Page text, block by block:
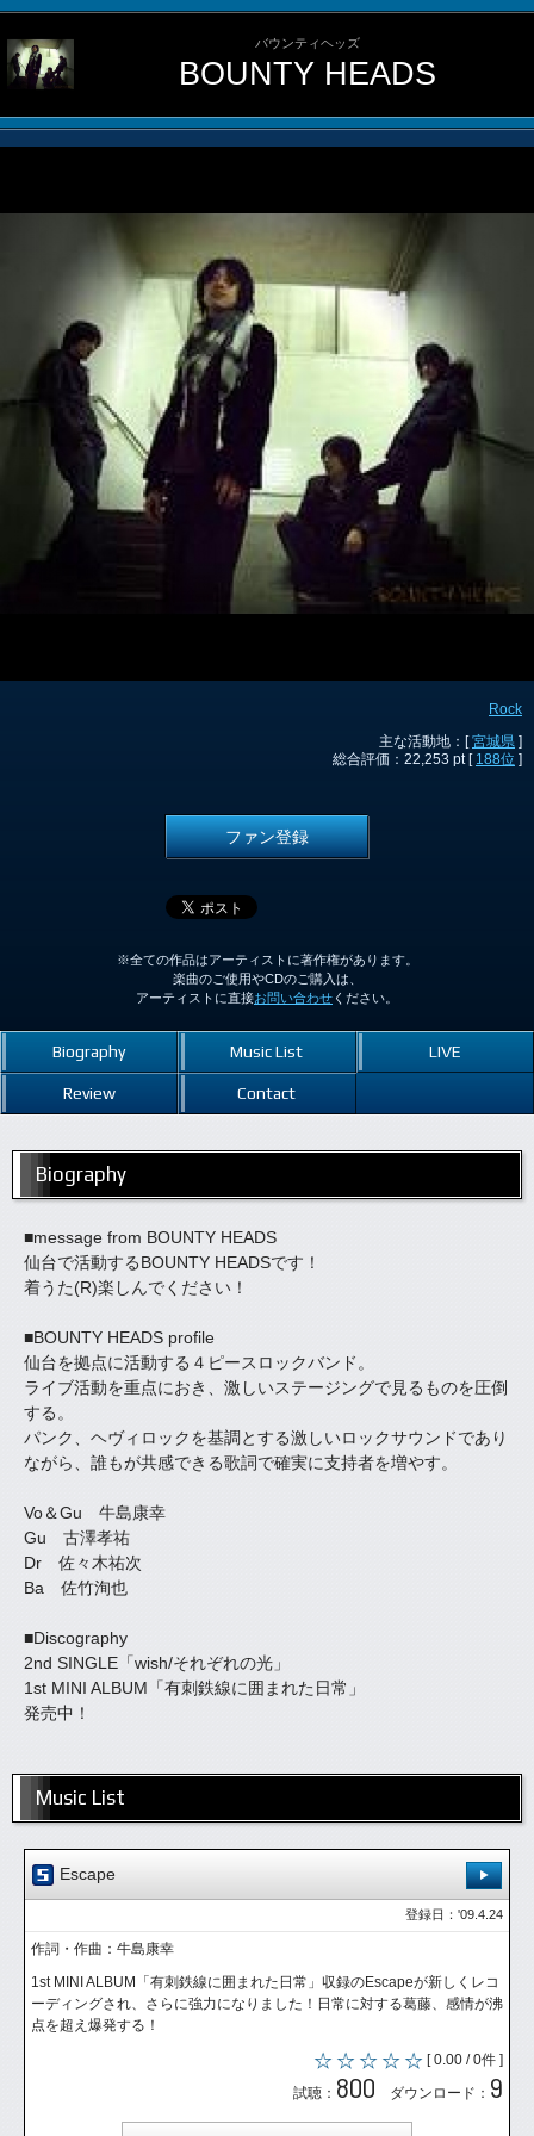
バウンティヘッズ
BOUNTY HEADS
Rock
主な活動地：[宮城県 ]
総合評価：22,253 pt [ 188位 ]
ファン登録
※全ての作品はアーティストに著作権があります。
楽曲のご使用やCDのご購入は、
アーティストに直接お問い合わせ ください。
Biography Music List LIVE
Review Contact
Biography
■message from BOUNTY HEADS
仙台で活動するBOUNTY HEADSです！
着うた(R)楽しんでください！
■BOUNTY HEADS profile
仙台を拠点に活動する４ピースロックバンド。
ライブ活動を重点におき、激しいステージングで見るものを圧倒
する。
パンク、ヘヴィロックを基調とする激しいロックサウンドであり
ながら、誰もが共感できる歌詞で確実に支持者を増やす。
Vo＆Gu 牛島康幸
Gu 古澤孝祐
Dr 佐々木祐次
Ba 佐竹洵也
■Discography
2nd SINGLE「wish/それぞれの光」
1st MINI ALBUM「有刺鉄線に囲まれた日常」
発売中！
Music List
Escape
登録日：'09.4.24
作詞・作曲：牛島康幸
1st MINI ALBUM「有刺鉄線に囲まれた日常」収録のEscapeが新しくレコ
ーディングされ、さらに強力になりました！日常に対する葛藤、感情が沸
点を超え爆発する！
[ 0.00 / 0件 ]
試聴： 800 ダウンロード： 9